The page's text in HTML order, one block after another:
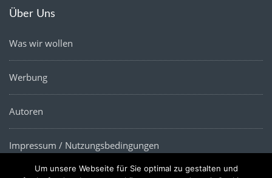
Über Uns
Was wir wollen
Werbung
Autoren
Impressum / Nutzungsbedingungen
Um unsere Webseite für Sie optimal zu gestalten und